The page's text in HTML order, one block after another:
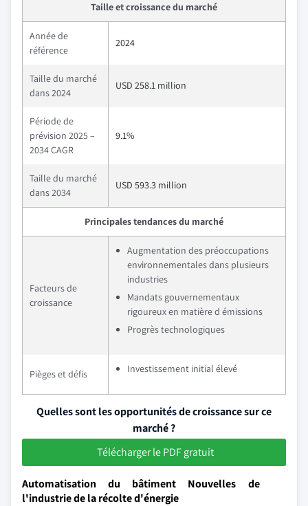
Taille et croissance du marché
Année de
référence
2024
Taille du marché
dans 2024
USD 258.1 million
Période de
prévision 2025 –
2034 CAGR
9.1%
Taille du marché
dans 2034
USD 593.3 million
Principales tendances du marché
Facteurs de
croissance
Augmentation des préoccupations
environnementales dans plusieurs
industries
Mandats gouvernementaux
rigoureux en matière d émissions
Progrès technologiques
Pièges et défis Investissement initial élevé
Quelles sont les opportunités de croissance sur ce
marché ?
Télécharger le PDF gratuit
Automatisation du bâtiment Nouvelles de
l'industrie de la récolte d'énergie